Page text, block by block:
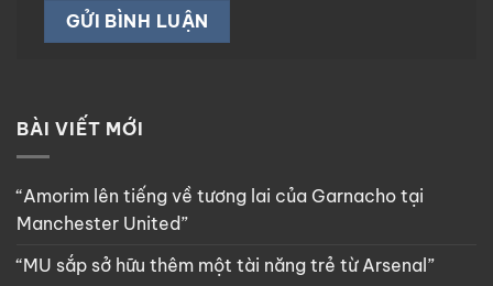
BÀI VIẾT MỚI
“Amorim lên tiếng về tương lai của Garnacho tại
Manchester United”
“MU sắp sở hữu thêm một tài năng trẻ từ Arsenal”